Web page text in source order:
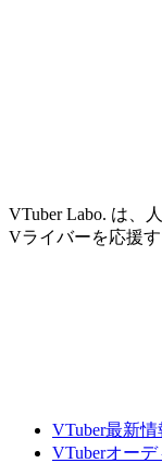
VTuber Labo. は、
Vライバーを応援
VTuber最新情
VTuberオー